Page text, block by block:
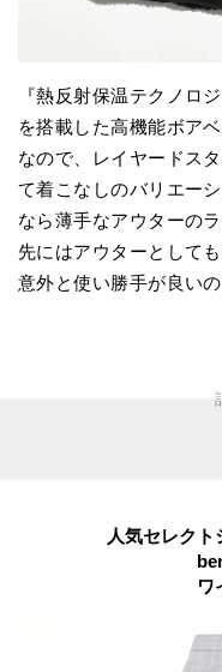
『熱反射保温テクノロ
を搭載した高機能ボア
なので、レイヤードス
て着こなしのバリエー
なら薄手なアウターの
先にはアウターとして
意外と使い勝手が良い
人気セレク
ワ